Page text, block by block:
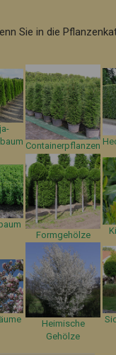
Sie in die
Containerpflanzen
Formgehölze
Heimische
Gehölze